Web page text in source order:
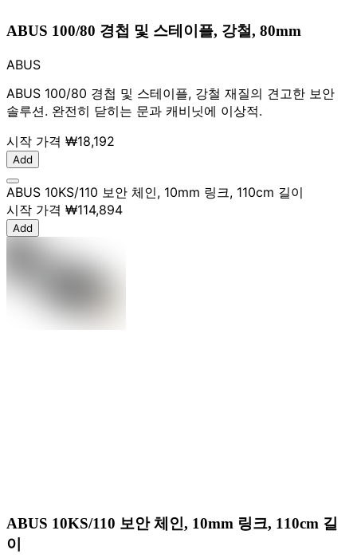
ABUS 100/80 경첩 및 스테이플, 강철, 80mm
ABUS
ABUS 100/80 경첩 및 스테이플, 강철 재질의 견고한 보안
솔루션. 완전히 닫히는 문과 캐비닛에 이상적.
시작 가격 ₩18,192
Add
ABUS 10KS/110 보안 체인, 10mm 링크, 110cm 길이
시작 가격 ₩114,894
Add
ABUS 10KS/110 보안 체인, 10mm 링크, 110cm 길
이